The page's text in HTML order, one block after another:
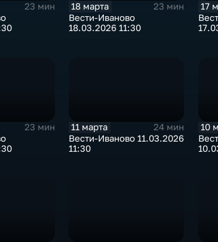
23 мин
18 марта
23 мин
Вести-Иваново
18.03.2026 11:30
17
23 мин
11 марта
24 мин
Вести-Иваново 11.03.2026
11:30
10